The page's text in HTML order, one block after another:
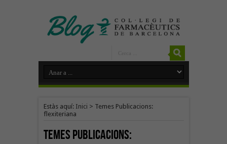
Estàs aquí: Inici > Temes Publicacions:
flexiteriana
Temes Publicacions: